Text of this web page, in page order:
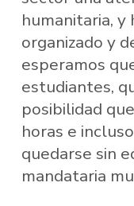
humanitaria,
organizado y
esperamos
estudiantes,
posibilidad
horas e
quedarse sin
mandataria